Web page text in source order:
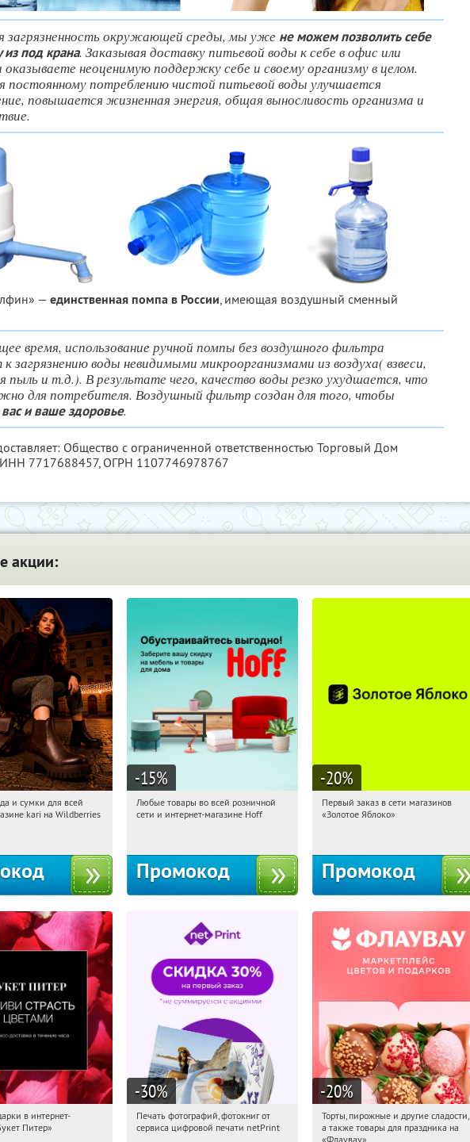
загрязненность окружающей среды, мы уже не можем позволить себе
из под крана. Заказывая доставку питьевой воды к себе в офис или
неоценимую поддержку себе и своему организму в целом.
постоянному потреблению чистой питьевой воды улучшается
повышается жизненная энергия, общая выносливость организма и
— единственная помпа в России , имеющая воздушный сменный
время, использование ручной помпы без воздушного фильтра
загрязнению воды невидимыми микроорганизмами из воздуха( взвеси,
пыль и т.д.). В результате чего, качество воды резко ухудшается, что
для потребителя. Воздушный фильтр создан для того, чтобы
и ваше здоровье.
Общество с ограниченной ответственностью Торговый Дом
ИНН 7717688457, ОГРН 1107746978767
акции:
Получили:
и сумки для всей
kari на Wildberries
-15%
09:09:08 Получили:
Любые товары во всей розничной
сети и интернет-магазине Hoff
Промокод
-20%
09:09:08
Получи первым!
Первый заказ в сети магазинов
«Золотое Яблоко»
Промокод
Получи первым!
в интернет-
Питер»
-30%
09:09:08 Получили:
Печать фотографий, фотокниг от
сервиса цифровой печати netPrint
-20%
09:09:08 Получили:
Россия
Торты, пирожные и другие сладости,
а также товары для праздника на
«Флаувау»